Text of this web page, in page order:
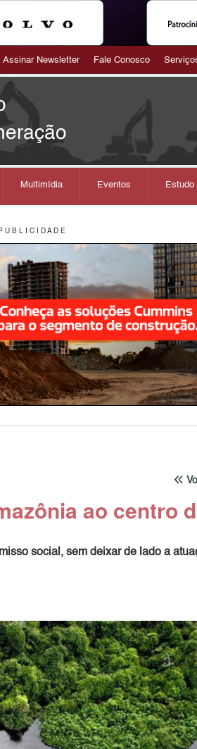
Assinar Newsletter Fale Conosco
Multimídia Eventos Estudo
U B L I C I D A D E
ao centro
social, sem deixar de lado a